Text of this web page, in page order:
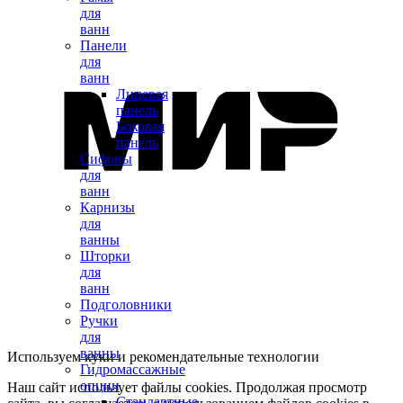
для
ванн
Панели
для
ванн
Лицевая
панель
Боковая
панель
Сифоны
для
ванн
Карнизы
для
ванны
Шторки
для
ванн
Подголовники
Ручки
для
ванны
Гидромассажные
опции
Используем куки и рекомендательные технологии
Наш сайт использует файлы cookies. Продолжая просмотр